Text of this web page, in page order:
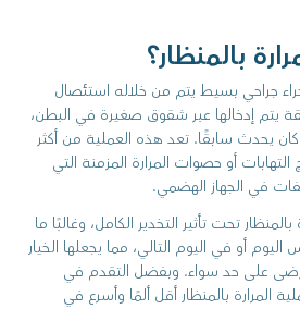
بالمنظار؟
جراحي بسيط يتم من خلاله استئصال
يتم إدخالها عبر شقوق صغيرة في البطن،
يحدث سابقًا. تعد هذه العملية من أكثر
التهابات أو حصوات المرارة المزمنة التي
في الجهاز الهضمي.
تحت تأثير التخدير الكامل، وغالبًا ما
أو في اليوم التالي، مما يجعلها الخيار
على حد سواء. وبفضل التقدم في
المرارة بالمنظار أقل ألمًا وأسرع في